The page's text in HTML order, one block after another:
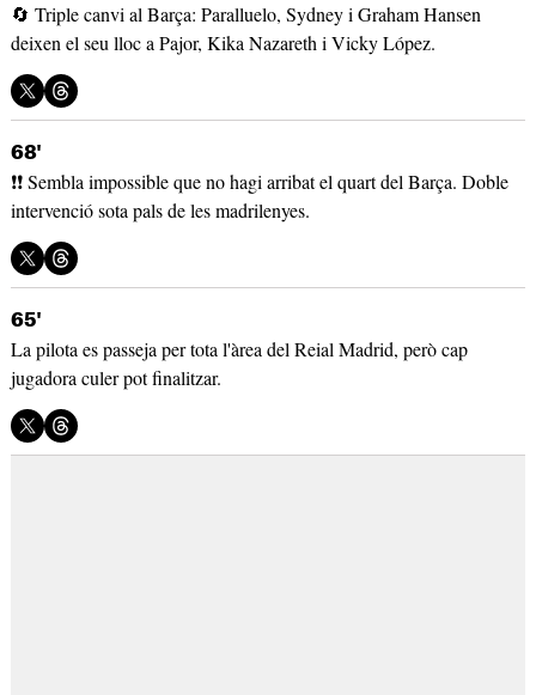
🔄 Triple canvi al Barça: Paralluelo, Sydney i Graham Hansen
deixen el seu lloc a Pajor, Kika Nazareth i Vicky López.
68'
❗❗ Sembla impossible que no hagi arribat el quart del Barça. Doble
intervenció sota pals de les madrilenyes.
65'
La pilota es passeja per tota l'àrea del Reial Madrid, però cap
jugadora culer pot finalitzar.